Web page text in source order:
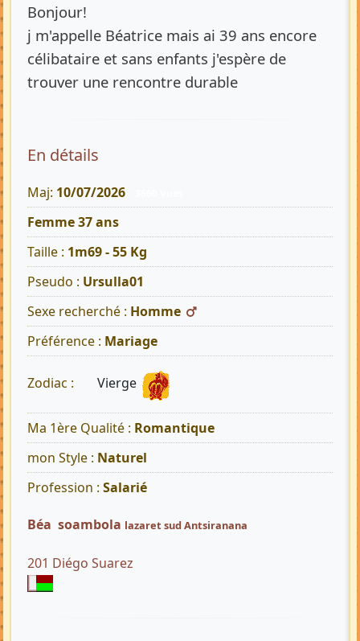
Bonjour!
j m'appelle Béatrice mais ai 39 ans encore
célibataire et sans enfants j'espère de
trouver une rencontre durable
En détails
Maj: 10/07/2026
Femme 37 ans
Taille : 1m69 - 55 Kg
Pseudo : Ursulla01
Sexe recherché : Homme
Préférence : Mariage
Zodiac : Vierge
Ma 1ère Qualité : Romantique
mon Style : Naturel
Profession : Salarié
Béa soambola lazaret sud Antsiranana
201 Diégo Suarez